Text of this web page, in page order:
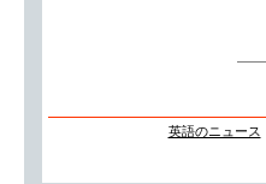
英語のニュース